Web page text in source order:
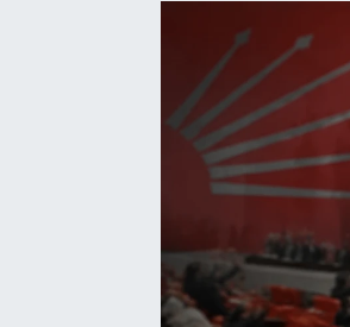
YEREL YÖNETİMLER